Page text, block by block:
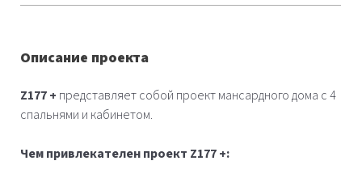
Описание проекта
Z177 + представляет собой проект мансардного дома с 4
спальнями и кабинетом.
Чем привлекателен проект Z177 +: